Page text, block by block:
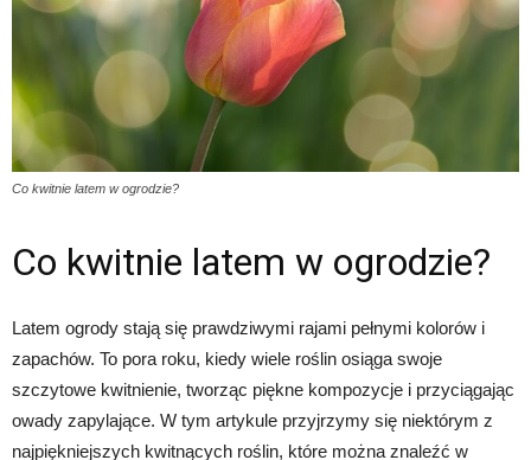
Co kwitnie latem w ogrodzie?
Co kwitnie latem w ogrodzie?
Latem ogrody stają się prawdziwymi rajami pełnymi kolorów i
zapachów. To pora roku, kiedy wiele roślin osiąga swoje
szczytowe kwitnienie, tworząc piękne kompozycje i przyciągając
owady zapylające. W tym artykule przyjrzymy się niektórym z
najpiękniejszych kwitnących roślin, które można znaleźć w